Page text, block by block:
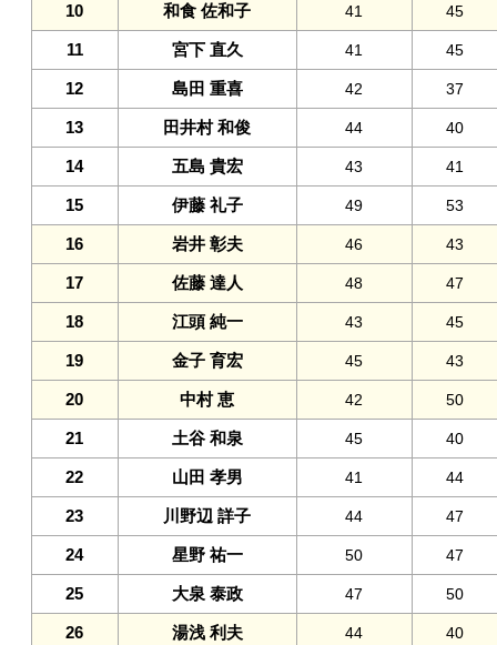
10 和食 佐和子 41 45
11 宮下 直久 41 45
12 島田 重喜 42 37
13 田井村 和俊 44 40
14 五島 貴宏 43 41
15 伊藤 礼子 49 53
16 岩井 彰夫 46 43
17 佐藤 達人 48 47
18 江頭 純一 43 45
19 金子 育宏 45 43
20 中村 恵 42 50
21 土谷 和泉 45 40
22 山田 孝男 41 44
23 川野辺 詳子 44 47
24 星野 祐一 50 47
25 大泉 泰政 47 50
26 湯浅 利夫 44 40